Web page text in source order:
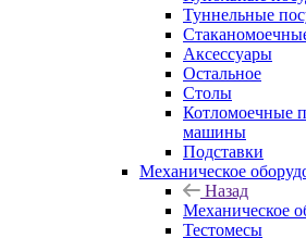
Туннельные
Аксессуары
Остальное
Столы
Котломоечные
машины
Подставки
Механическое
Назад
Механическое
Тестомесы